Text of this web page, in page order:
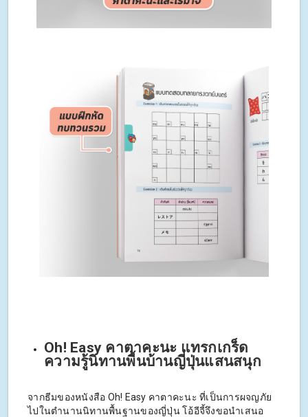
Oh! Easy คาตาคะนะ แทรกเกร็ด
ความรู้นิทานพื้นบ้านญี่ปุ่นแสนสนุก
จากธีมของหนังสือ Oh! Easy คาตาคะนะ ที่เป็นการผจญภัย
ไปในตำนานนิทานพื้นฐานของญี่ปุ่น โอ้อีจี้จึงขอนำเสนอ